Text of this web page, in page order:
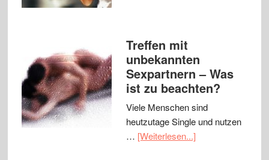
Treffen mit
unbekannten
Sexpartnern – Was
ist zu beachten?
Viele Menschen sind
heutzutage Single und nutzen
… [Weiterlesen...]